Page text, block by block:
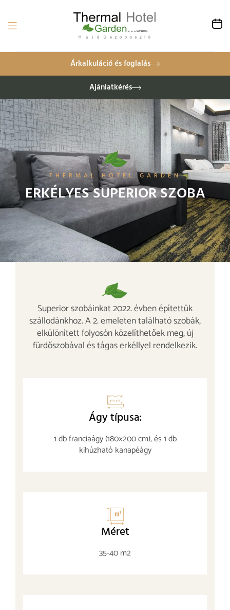
Árkalkuláció és foglalás
Ajánlatkérés
THERMAL HOTEL GARDEN
ERKÉLYES SUPERIOR SZOBA
Superior szobáinkat 2022. évben építettük
szállodánkhoz. A 2. emeleten található szobák,
elkülönített folyosón közelíthetőek meg, új
fürdőszobával és tágas erkéllyel rendelkezik.
Ágy típusa:
1 db franciaágy (180×200 cm), és 1 db
kihúzható kanapéágy
Méret
35-40 m2